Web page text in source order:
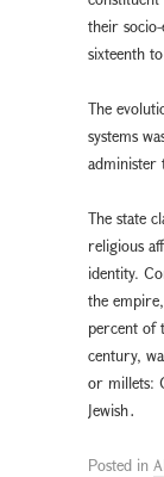
their
sixteenth
The
systems
administer
The state
religious
identity.
the
percent of
century,
or millets:
Jewish․
Posted in